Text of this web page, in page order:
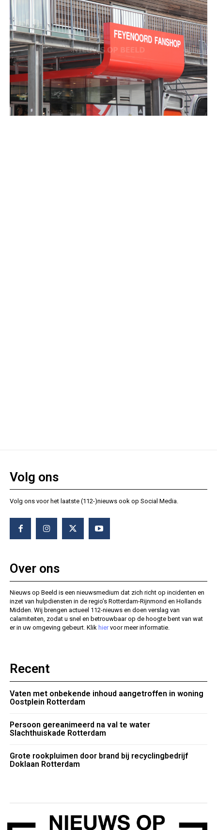
Volg ons
Volg ons voor het laatste (112-)nieuws ook op Social Media.
Over ons
Nieuws op Beeld is een nieuwsmedium dat zich richt op incidenten en
inzet van hulpdiensten in de regio’s Rotterdam-Rijnmond en Hollands
Midden. Wij brengen actueel 112-nieuws en doen verslag van
calamiteiten, zodat u snel en betrouwbaar op de hoogte bent van wat
er in uw omgeving gebeurt. Klik hiervoor meer informatie.
Recent
Vaten met onbekende inhoud aangetroffen in woning
Oostplein Rotterdam
Persoon gereanimeerd na val te water
Slachthuiskade Rotterdam
Grote rookpluimen door brand bij recyclingbedrijf
Doklaan Rotterdam